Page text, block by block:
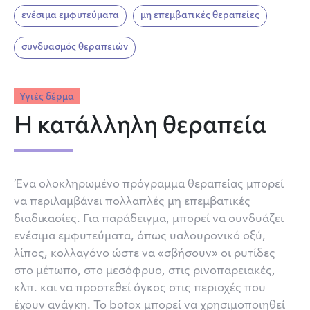
ενέσιμα εμφυτεύματα μη επεμβατικές θεραπείες
συνδυασμός θεραπειών
Υγιές δέρμα
Η κατάλληλη θεραπεία
Ένα ολοκληρωμένο πρόγραμμα θεραπείας μπορεί
να περιλαμβάνει πολλαπλές μη επεμβατικές
διαδικασίες. Για παράδειγμα, μπορεί να συνδυάζει
ενέσιμα εμφυτεύματα, όπως υαλουρονικό οξύ,
λίπος, κολλαγόνο ώστε να «σβήσουν» οι ρυτίδες
στο μέτωπο, στο μεσόφρυο, στις ρινοπαρειακές,
κλπ. και να προστεθεί όγκος στις περιοχές που
έχουν ανάγκη. Το botox μπορεί να χρησιμοποιηθεί